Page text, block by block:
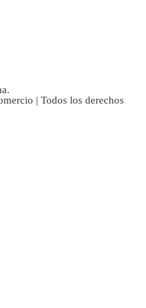
| Todos los derechos